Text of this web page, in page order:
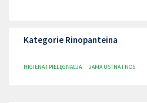
Kategorie Rinopanteina
HIGIENA I PIELĘGNACJA JAMA USTNA I NOS